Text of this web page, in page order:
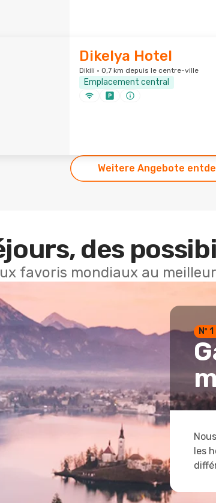
Dikelya Hotel
Dikili · 0,7 km depuis le centre-ville
Emplacement central
Weitere Angebote
des
favoris mondiaux au
Nº
les